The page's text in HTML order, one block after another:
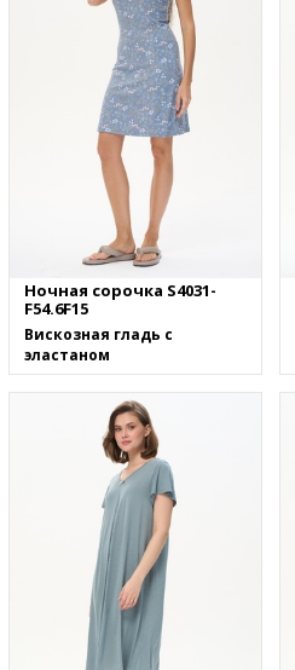
Ночная сорочка S4031-
F54.6F15
Вискозная гладь с
эластаном